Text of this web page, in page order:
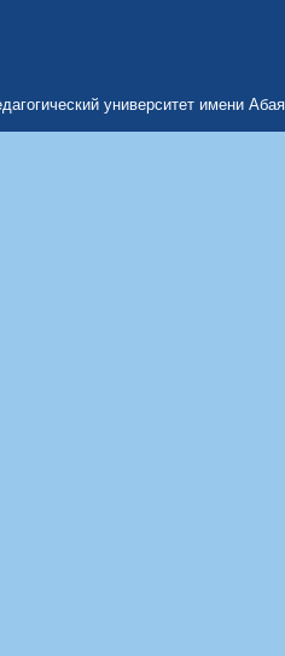
университет имени Абая